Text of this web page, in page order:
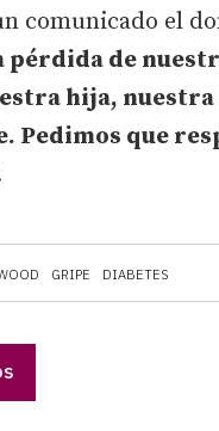
GRIPE DIABETES
comunicado el
pérdida de
hija, nuestra
Pedimos que